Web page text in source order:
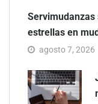
Servimudanzas
estrellas en
agosto 7, 2026